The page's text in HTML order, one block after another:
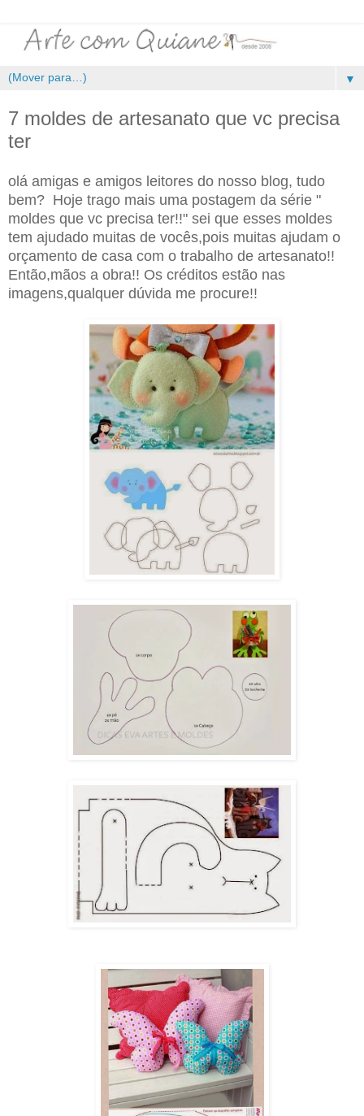
▼
7 moldes de artesanato que vc precisa
ter
olá amigas e amigos leitores do nosso blog, tudo
bem? Hoje trago mais uma postagem da série "
moldes que vc precisa ter!!" sei que esses moldes
tem ajudado muitas de vocês,pois muitas ajudam o
orçamento de casa com o trabalho de artesanato!!
Então,mãos a obra!! Os créditos estão nas
imagens,qualquer dúvida me procure!!